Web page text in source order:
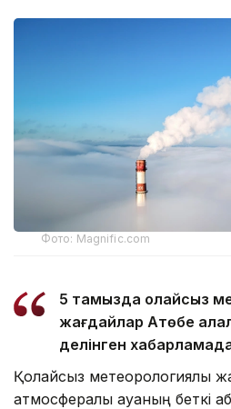
Фото: Magnific.com
5 тамызда қолайсыз
жағдайлар Ақтөбе
делінген
Қолайсыз метеорологиялық
атмосфералық ауаның беткі